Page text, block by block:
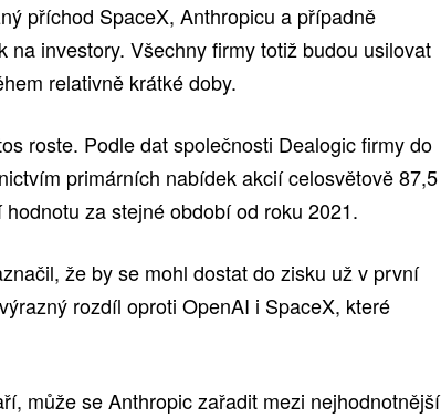
příchod SpaceX, Anthropicu a případně
na investory. Všechny firmy totiž budou usilovat
relativně krátké doby.
roste. Podle dat společnosti Dealogic firmy do
primárních nabídek akcií celosvětově 87,5
za stejné období od roku 2021.
že by se mohl dostat do zisku už v první
rozdíl oproti OpenAI i SpaceX, které
může se Anthropic zařadit mezi nejhodnotnější